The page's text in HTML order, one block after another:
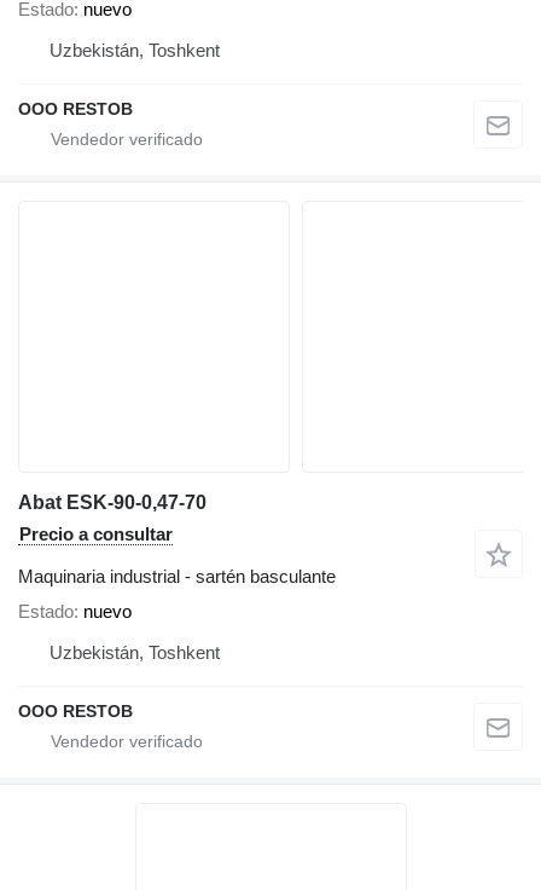
Estado nuevo
Uzbekistán, Toshkent
OOO RESTOB
Abat ESK-90-0,47-70
Precio a consultar
Maquinaria industrial - sartén basculante
Estado nuevo
Uzbekistán, Toshkent
OOO RESTOB